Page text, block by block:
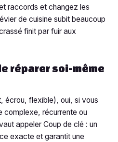
raccords et changez les
de cuisine subit beaucoup
finit par fuir aux
réparer soi-même
écrou, flexible), oui, si vous
complexe, récurrente ou
appeler Coup de clé : un
exacte et garantit une